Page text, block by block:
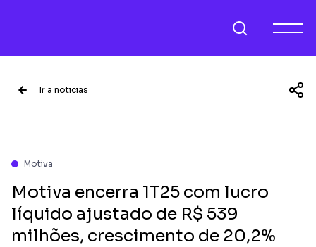
Ir a noticias
Motiva
Motiva encerra 1T25 com lucro
líquido ajustado de R$ 539
milhões, crescimento de 20,2%